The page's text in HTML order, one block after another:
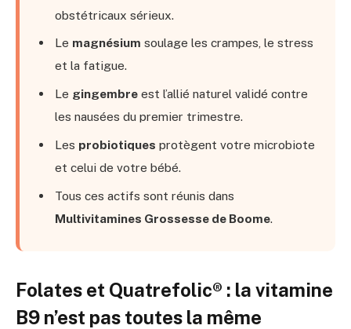
obstétricaux sérieux.
Le magnésium soulage les crampes, le stress
et la fatigue.
Le gingembre est l’allié naturel validé contre
les nausées du premier trimestre.
Les probiotiques protègent votre microbiote
et celui de votre bébé.
Tous ces actifs sont réunis dans
Multivitamines Grossesse de Boome.
Folates et Quatrefolic® : la vitamine
B9 n’est pas toutes la même